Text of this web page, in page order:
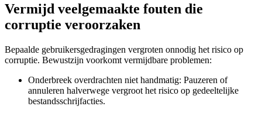
Vermijd veelgemaakte fouten die
corruptie veroorzaken
Bepaalde gebruikersgedragingen vergroten onnodig het risico op
corruptie. Bewustzijn voorkomt vermijdbare problemen:
Onderbreek overdrachten niet handmatig: Pauzeren of
annuleren halverwege vergroot het risico op gedeeltelijke
bestandsschrijfacties.